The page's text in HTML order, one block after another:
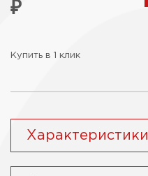
₽
Купить в 1 клик
Характеристики